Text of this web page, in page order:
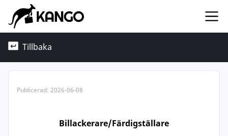
Tillbaka
Publicerad: 2026-06-08
Billackerare/Färdigställare